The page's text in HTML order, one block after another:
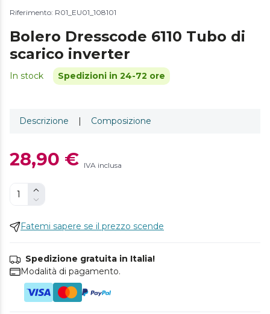
Riferimento: R01_EU01_108101
Bolero Dresscode 6110 Tubo di
scarico inverter
In stock Spedizioni in 24-72 ore
Descrizione | Composizione
28,90 € IVA inclusa
Fatemi sapere se il prezzo scende
Spedizione gratuita in Italia!
Modalità di pagamento.